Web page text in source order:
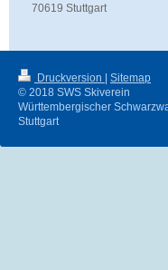
70619 Stuttgart
Druckversion | Sitemap
© 2018 SWS Skiverein
Württembergischer
Stuttgart